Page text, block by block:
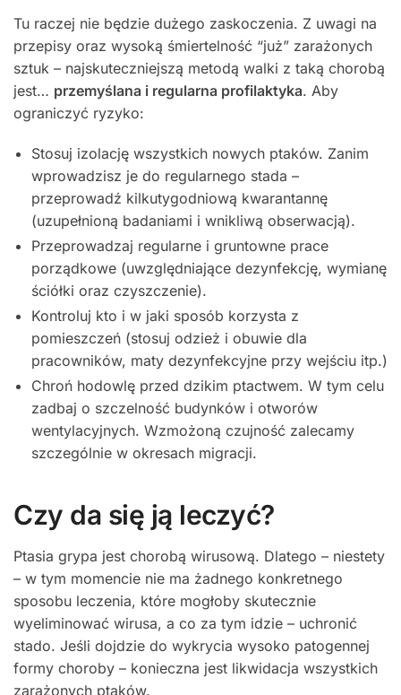
Tu raczej nie będzie dużego zaskoczenia. Z uwagi na
przepisy oraz wysoką śmiertelność “już” zarażonych
sztuk – najskuteczniejszą metodą walki z taką chorobą
jest… przemyślana i regularna profilaktyka. Aby
ograniczyć ryzyko:
Stosuj izolację wszystkich nowych ptaków. Zanim
wprowadzisz je do regularnego stada –
przeprowadź kilkutygodniową kwarantannę
(uzupełnioną badaniami i wnikliwą obserwacją).
Przeprowadzaj regularne i gruntowne prace
porządkowe (uwzględniające dezynfekcję, wymianę
ściółki oraz czyszczenie).
Kontroluj kto i w jaki sposób korzysta z
pomieszczeń (stosuj odzież i obuwie dla
pracowników, maty dezynfekcyjne przy wejściu itp.)
Chroń hodowlę przed dzikim ptactwem. W tym celu
zadbaj o szczelność budynków i otworów
wentylacyjnych. Wzmożoną czujność zalecamy
szczególnie w okresach migracji.
Czy da się ją leczyć?
Ptasia grypa jest chorobą wirusową. Dlatego – niestety
– w tym momencie nie ma żadnego konkretnego
sposobu leczenia, które mogłoby skutecznie
wyeliminować wirusa, a co za tym idzie – uchronić
stado. Jeśli dojdzie do wykrycia wysoko patogennej
formy choroby – konieczna jest likwidacja wszystkich
zarażonych ptaków.